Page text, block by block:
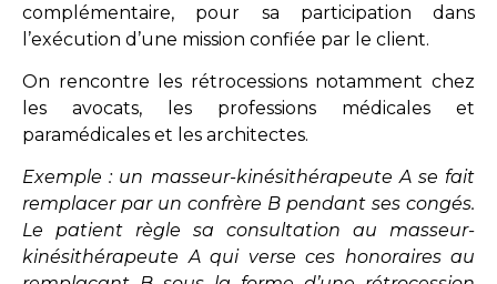
complémentaire, pour sa participation dans
l’exécution d’une mission confiée par le client.
On rencontre les rétrocessions notamment chez
les avocats, les professions médicales et
paramédicales et les architectes.
Exemple : un masseur-kinésithérapeute A se fait
remplacer par un confrère B pendant ses congés.
Le patient règle sa consultation au masseur-
kinésithérapeute A qui verse ces honoraires au